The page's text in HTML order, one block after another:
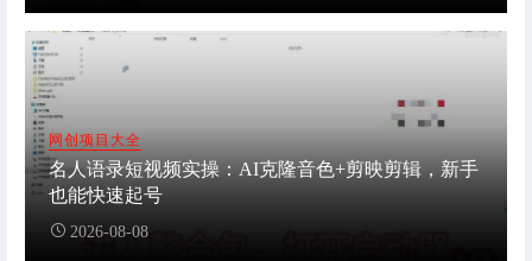
网创项目大全
名人语录短视频实操：AI克隆音色+剪映剪辑，新手
也能快速起号
2026-08-08